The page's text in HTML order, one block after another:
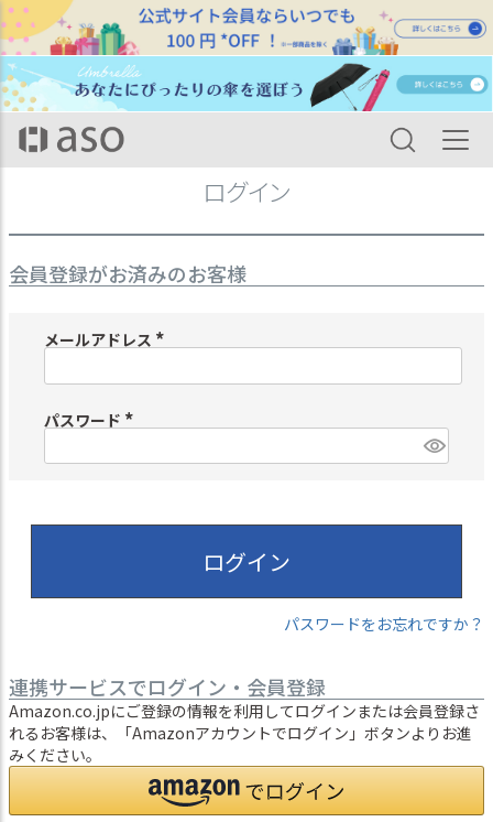
HOME ログイン
ログイン
会員登録がお済みのお客様
メールアドレス
須
パスワード
(
須
ログイン
パスワードをお忘れですか？
連携サービスでログイン・会員登録
Amazon.co.jpにご登録の情報を利用してログインまたは会員登録さ
れるお客様は、「Amazonアカウントでログイン」ボタンよりお進
みください。